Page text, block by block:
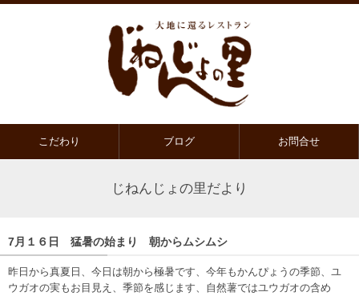
こだわり ブログ お問合せ
じねんじょの里だより
7月１６日 猛暑の始まり 朝からムシムシ
昨日から真夏日、今日は朝から極暑です、今年もかんぴょうの季節、ユ
ウガオの実もお目見え、季節を感じます、自然薯ではユウガオの含め